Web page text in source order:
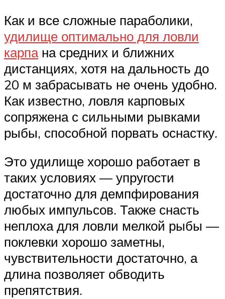
Как и все сложные параболики,
удилище оптимально для ловли
карпана средних и ближних
дистанциях, хотя на дальность до
20 м забрасывать не очень удобно.
Как известно, ловля карповых
сопряжена с сильными рывками
рыбы, способной порвать оснастку.
Это удилище хорошо работает в
таких условиях — упругости
достаточно для демпфирования
любых импульсов. Также снасть
неплоха для ловли мелкой рыбы —
поклевки хорошо заметны,
чувствительности достаточно, а
длина позволяет обводить
препятствия.